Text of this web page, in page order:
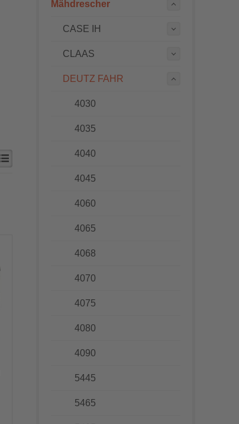
Mähdrescher
CASE IH
CLAAS
DEUTZ FAHR
4030
4035
4040
4045
4060
4065
4068
4070
4075
4080
4090
5445
5465